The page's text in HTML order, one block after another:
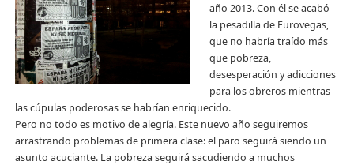
año 2013. Con él se acabó
la pesadilla de Eurovegas,
que no habría traído más
que pobreza,
desesperación y adicciones
para los obreros mientras
las cúpulas poderosas se habrían enriquecido.
Pero no todo es motivo de alegría. Este nuevo año seguiremos
arrastrando problemas de primera clase: el paro seguirá siendo un
asunto acuciante. La pobreza seguirá sacudiendo a muchos